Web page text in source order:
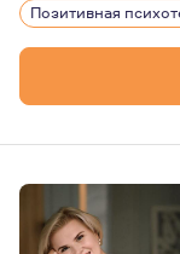
Позитивная